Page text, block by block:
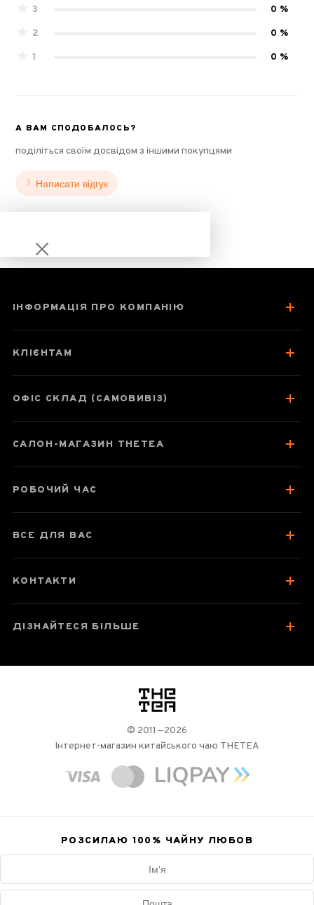
3
0 %
2
0 %
1
0 %
А ВАМ СПОДОБАЛОСЬ?
поділіться своїм досвідом з іншими покупцями
Написати відгук
Чайник-заварник
ІНФОРМАЦІЯ ПРО КОМПАНІЮ
КЛІЄНТАМ
ОФІС СКЛАД (САМОВИВІЗ)
САЛОН-МАГАЗИН THETEA
РОБОЧИЙ ЧАС
ВСЕ ДЛЯ ВАС
КОНТАКТИ
ДІЗНАЙТЕСЯ БІЛЬШЕ
логотип
© 2011—2026
Інтернет-магазин китайського чаю THETEA
РОЗСИЛАЮ 100% ЧАЙНУ ЛЮБОВ